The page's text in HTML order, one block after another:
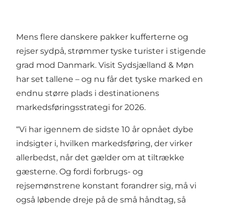
Mens flere danskere pakker kufferterne og
rejser sydpå, strømmer tyske turister i stigende
grad mod Danmark. Visit Sydsjælland & Møn
har set tallene – og nu får det tyske marked en
endnu større plads i destinationens
markedsføringsstrategi for 2026.
“Vi har igennem de sidste 10 år opnået dybe
indsigter i, hvilken markedsføring, der virker
allerbedst, når det gælder om at tiltrække
gæsterne. Og fordi forbrugs- og
rejsemønstrene konstant forandrer sig, må vi
også løbende dreje på de små håndtag, så